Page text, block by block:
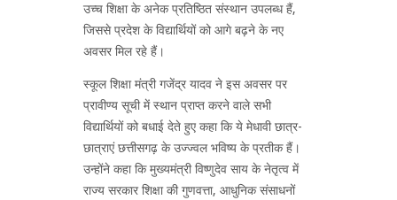
उच्च शिक्षा के अनेक प्रतिष्ठित संस्थान उपलब्ध हैं,
जिससे प्रदेश के विद्यार्थियों को आगे बढ़ने के नए
अवसर मिल रहे हैं।
स्कूल शिक्षा मंत्री गजेंद्र यादव ने इस अवसर पर
प्रावीण्य सूची में स्थान प्राप्त करने वाले सभी
विद्यार्थियों को बधाई देते हुए कहा कि ये मेधावी छात्र-
छात्राएं छत्तीसगढ़ के उज्ज्वल भविष्य के प्रतीक हैं।
उन्होंने कहा कि मुख्यमंत्री विष्णुदेव साय के नेतृत्व में
राज्य सरकार शिक्षा की गुणवत्ता, आधुनिक संसाधनों